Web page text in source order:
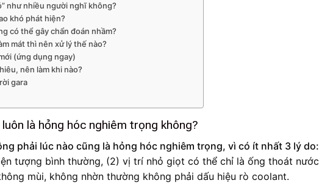
như nhiều người nghĩ không?
khó phát hiện?
có thể gây chẩn đoán nhầm?
mát thì nên xử lý thế nào?
(ứng dụng ngay)
nên làm khi nào?
gara
là hỏng hóc nghiêm trọng không?
phải lúc nào cũng là hỏng hóc nghiêm trọng, vì có ít nhất 3 lý do:
tượng bình thường, (2) vị trí nhỏ giọt có thể chỉ là ống thoát nước
mùi, không nhờn thường không phải dấu hiệu rò coolant.